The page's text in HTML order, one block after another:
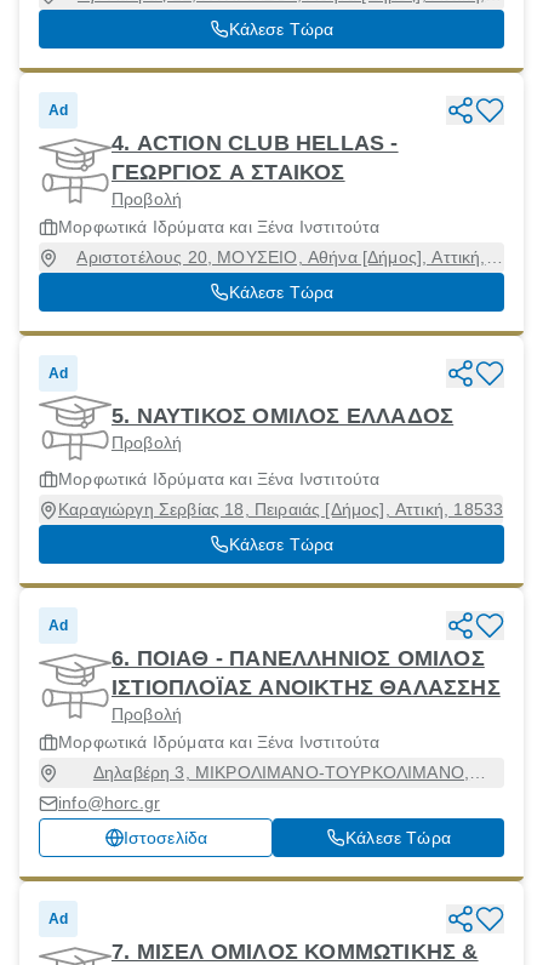
11141
Κάλεσε Τώρα
Ad
4. ACTION CLUB HELLAS -
ΓΕΩΡΓΙΟΣ Α ΣΤΑΙΚΟΣ
Προβολή
Μορφωτικά Ιδρύματα και Ξένα Ινστιτούτα
Αριστοτέλους 20, ΜΟΥΣΕΙΟ, Αθήνα [Δήμος], Αττική,
10433
Κάλεσε Τώρα
Ad
5. ΝΑΥΤΙΚΟΣ ΟΜΙΛΟΣ ΕΛΛΑΔΟΣ
Προβολή
Μορφωτικά Ιδρύματα και Ξένα Ινστιτούτα
Καραγιώργη Σερβίας 18, Πειραιάς [Δήμος], Αττική, 18533
Κάλεσε Τώρα
Ad
6. ΠΟΙΑΘ - ΠΑΝΕΛΛΗΝΙΟΣ ΟΜΙΛΟΣ
ΙΣΤΙΟΠΛΟΪΑΣ ΑΝΟΙΚΤΗΣ ΘΑΛΑΣΣΗΣ
Προβολή
Μορφωτικά Ιδρύματα και Ξένα Ινστιτούτα
Δηλαβέρη 3, ΜΙΚΡΟΛΙΜΑΝΟ-ΤΟΥΡΚΟΛΙΜΑΝΟ,
Πειραιάς [Δήμος], Αττική, 18543
info@horc.gr
Ιστοσελίδα
Κάλεσε Τώρα
Ad
7. ΜΙΣΕΛ ΟΜΙΛΟΣ ΚΟΜΜΩΤΙΚΗΣ &